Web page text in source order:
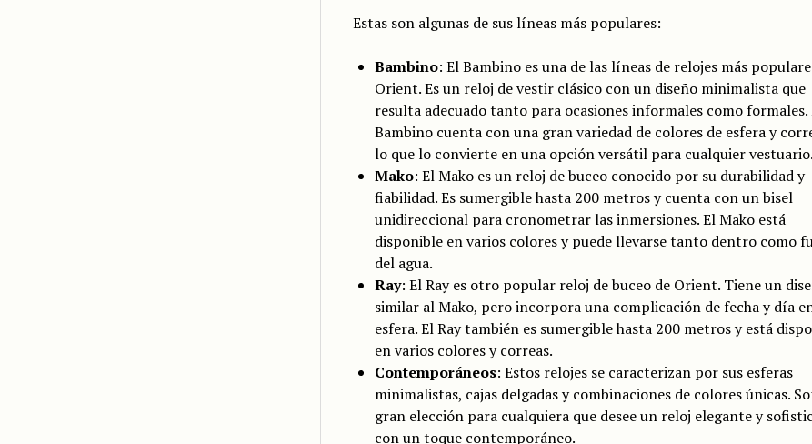
Estas son algunas de sus líneas más populares:
Bambino: El Bambino es una de las líneas de relojes más
Orient. Es un reloj de vestir clásico con un diseño minimalista que
resulta adecuado tanto para ocasiones informales como formales.
Bambino cuenta con una gran variedad de colores de esfera y
lo que lo convierte en una opción versátil para cualquier vestuario.
Mako: El Mako es un reloj de buceo conocido por su durabilidad y
fiabilidad. Es sumergible hasta 200 metros y cuenta con un bisel
unidireccional para cronometrar las inmersiones. El Mako está
disponible en varios colores y puede llevarse tanto dentro como
del agua.
Ray: El Ray es otro popular reloj de buceo de Orient. Tiene un
similar al Mako, pero incorpora una complicación de fecha y día
esfera. El Ray también es sumergible hasta 200 metros y está
en varios colores y correas.
Contemporáneos: Estos relojes se caracterizan por sus esferas
minimalistas, cajas delgadas y combinaciones de colores únicas.
gran elección para cualquiera que desee un reloj elegante y
con un toque contemporáneo.